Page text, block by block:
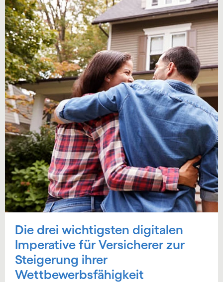
Die drei wichtigsten digitalen
Imperative für Versicherer zur
Steigerung ihrer
Wettbewerbsfähigkeit